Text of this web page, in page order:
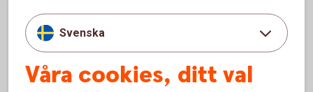
Hjälp med placering
Placera din pension
Svenska
Våra cookies, ditt val